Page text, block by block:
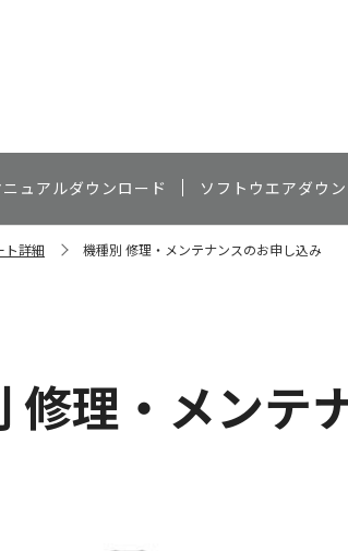
ニュアルダウンロード ソフトウエアダウ
ト詳細 機種別 修理・メンテナンスのお申し込み
修理・メンテ